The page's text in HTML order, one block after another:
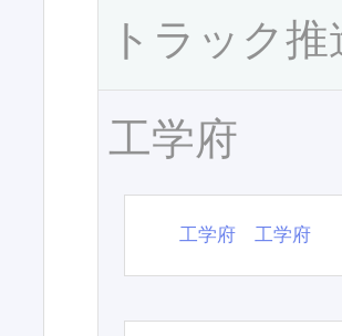
トラック
工学府
工学府 工学府